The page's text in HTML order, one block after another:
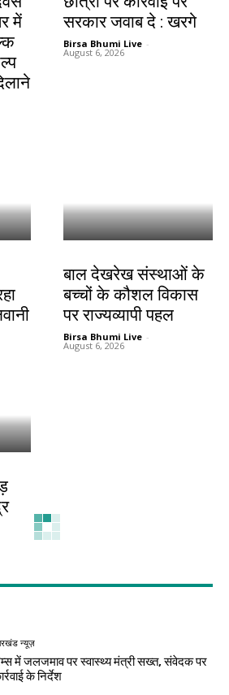
में
सरकार जवाब दे : खरगे
Birsa Bhumi Live -
August 6, 2026
बाल देखरेख संस्थाओं के
बच्चों के कौशल विकास
पर राज्यव्यापी पहल
Birsa Bhumi Live -
August 6, 2026
न्यूज़
में जलजमाव पर स्वास्थ्य मंत्री सख्त, संवेदक पर
के निर्देश